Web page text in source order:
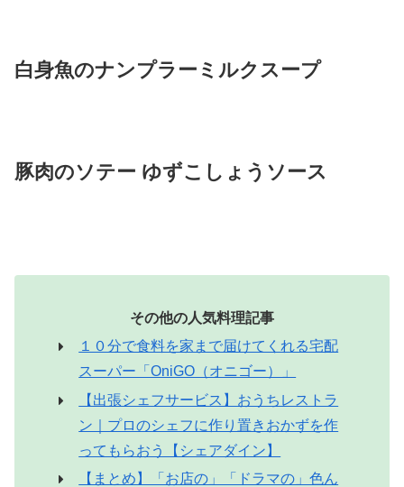
白身魚のナンプラーミルクスープ
豚肉のソテー ゆずこしょうソース
その他の人気料理記事
１０分で食料を家まで届けてくれる宅配
スーパー「OniGO（オニゴー）」
【出張シェフサービス】おうちレストラ
ン｜プロのシェフに作り置きおかずを作
ってもらおう【シェアダイン】
【まとめ】「お店の」「ドラマの」色ん